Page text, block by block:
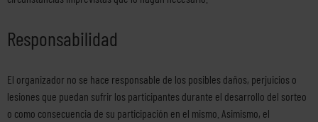
Responsabilidad
El organizador no se hace responsable de los posibles daños, perjuicios o
lesiones que puedan sufrir los participantes durante el desarrollo del sorteo
o como consecuencia de su participación en el mismo. Asimismo, el